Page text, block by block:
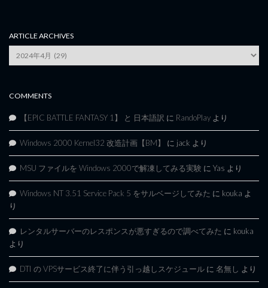
ARTICLE ARCHIVES
Archives
COMMENTS
【EPIC BATTLE FANTASY 1】 と 日本語訳 に RandoPlay より
Windows 2000 Kernel32 改造計画【BM】 に jack より
MSU ファイルを Windows 2000で解凍してみる実験 に Yas より
Windows NT 3.51 Service Pack 5 をサルベージしてみた に kouka よ
り
レンタルサーバーのレスポンスが悪すぎるので調べてみた に kouka
より
DTI の VPSサービス終了に伴う引っ越しスケジュール に 名無し より